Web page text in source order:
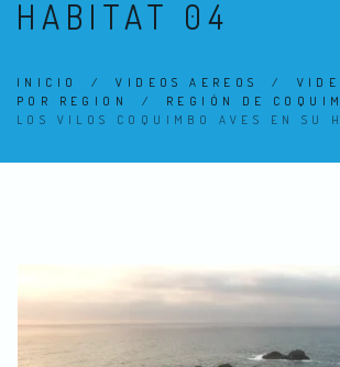
HABITAT 04
INICIO /VIDEOS AEREOS /
POR REGION
/ REGIÓN DE
LOS VILOS COQUIMBO AVES EN SU